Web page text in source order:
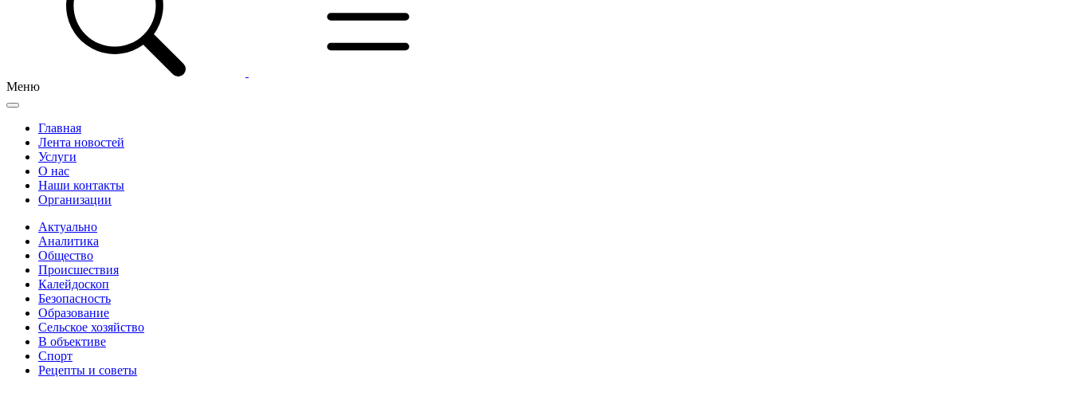
Меню
Главная
Лента новостей
Услуги
О нас
Наши контакты
Организации
Актуально
Аналитика
Общество
Происшествия
Калейдоскоп
Безопасность
Образование
Сельское хозяйство
В объективе
Спорт
Рецепты и советы